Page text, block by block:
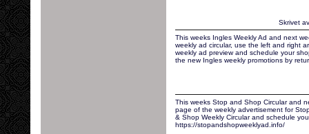
Skrivet
This weeks Ingles Weekly Ad and next
weekly ad circular, use the left and right
weekly ad preview and schedule your
the new Ingles weekly promotions by
This weeks Stop and Shop Circular and
page of the weekly advertisement for
& Shop Weekly Circular and schedule
https://stopandshopweeklyad.info/